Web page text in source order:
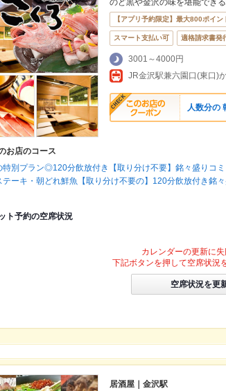
のど黒や金沢の味を堪能でき
【アプリ予約限定】最大800ポイン
スマート支払い可 適格請求書発
3001～4000円
JR金沢駅兼六園口(東口)
人数分の
お店のコース
特別プラン◎120分飲放付き【取り分け不要】銘々盛りコ
テーキ・朝どれ鮮魚【取り分け不要の】120分飲放付き銘
ト予約の空席状況
カレンダーの更新に失
下記ボタンを押して空席状況
空席状況を更
居酒屋｜金沢駅